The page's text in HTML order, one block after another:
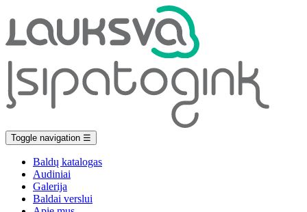
Toggle navigation ☰
Baldų katalogas
Audiniai
Galerija
Baldai verslui